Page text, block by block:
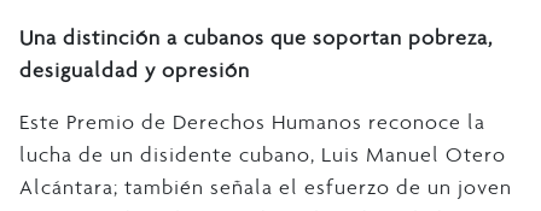
Una distinción a cubanos que soportan pobreza,
desigualdad y opresión
Este Premio de Derechos Humanos reconoce la
lucha de un disidente cubano, Luis Manuel Otero
Alcántara; también señala el esfuerzo de un joven